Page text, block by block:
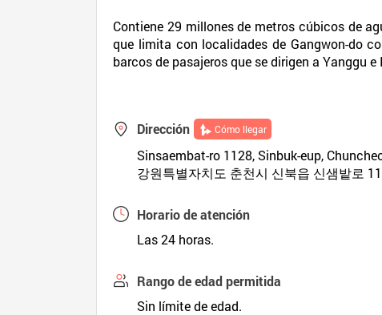
Contiene 29 millones de metros cúbicos de
que limita con localidades de Gangwon-do
barcos de pasajeros que se dirigen a Yanggu
Dirección Cómo llegar
Sinsaembat-ro 1128, Sinbuk-eup,
강원특별자치도 춘천시 신북읍 신샘밭로
Horario de atención
Las 24 horas.
Rango de edad permitida
Sin límite de edad.